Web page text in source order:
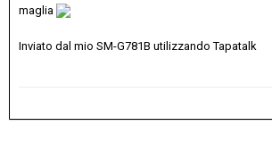
maglia
Inviato dal mio SM-G781B utilizzando Tapatalk